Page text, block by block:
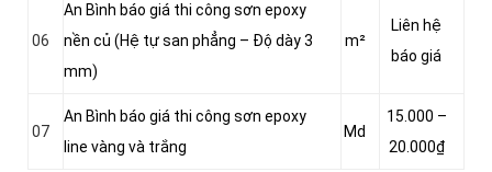
06
An Bình báo giá thi công sơn epoxy
nền củ (Hệ tự san phẳng – Độ dày 3
mm)
m²
Liên hệ
báo giá
07
An Bình báo giá thi công sơn epoxy
line vàng và trắng
Md
15.000 –
20.000₫